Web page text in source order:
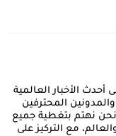
الأخبار العالمية
المحترفين
نهتم بتغطية جميع
مع التركيز على